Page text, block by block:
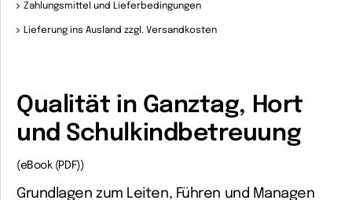
Zahlungsmittel und Lieferbedingungen
Lieferung ins Ausland zzgl. Versandkosten
Qualität in Ganztag, Hort
und Schulkindbetreuung
(eBook (PDF))
Grundlagen zum Leiten, Führen und Managen